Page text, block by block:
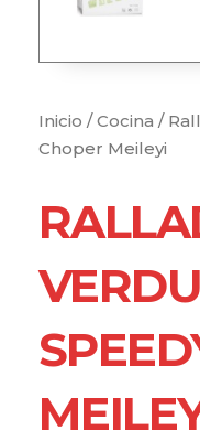
Inicio /Cocina /
Choper Meileyi